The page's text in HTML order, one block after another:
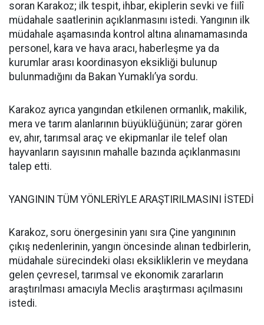
soran Karakoz; ilk tespit, ihbar, ekiplerin sevki ve fiilî
müdahale saatlerinin açıklanmasını istedi. Yangının ilk
müdahale aşamasında kontrol altına alınamamasında
personel, kara ve hava aracı, haberleşme ya da
kurumlar arası koordinasyon eksikliği bulunup
bulunmadığını da Bakan Yumaklı’ya sordu.
Karakoz ayrıca yangından etkilenen ormanlık, makilik,
mera ve tarım alanlarının büyüklüğünün; zarar gören
ev, ahır, tarımsal araç ve ekipmanlar ile telef olan
hayvanların sayısının mahalle bazında açıklanmasını
talep etti.
YANGININ TÜM YÖNLERİYLE ARAŞTIRILMASINI İSTEDİ
Karakoz, soru önergesinin yanı sıra Çine yangınının
çıkış nedenlerinin, yangın öncesinde alınan tedbirlerin,
müdahale sürecindeki olası eksikliklerin ve meydana
gelen çevresel, tarımsal ve ekonomik zararların
araştırılması amacıyla Meclis araştırması açılmasını
istedi.